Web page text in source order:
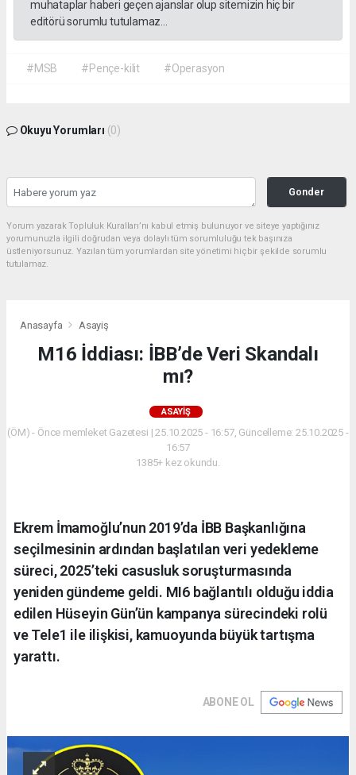
muhataplar haberi geçen ajanslar olup sitemizin hiç bir
editörü sorumlu tutulamaz...
#MSB #Pençe-kilit #Operasyon
Okuyu Yorumları (0)
Gonder
Yorum yazarak Topluluk Kuralları’nı kabul etmiş bulunuyor ve siteye yaptığınız
yorumunuzla ilgili doğrudan veya dolaylı tüm sorumluluğu tek başınıza
üstleniyorsunuz. Yazılan tüm yorumlardan site yönetimi hiçbir şekilde sorumlu
tutulamaz.
Anasayfa Asayiş
M16 İddiası: İBB’de Veri Skandalı
mı?
ASAYIŞ
(ÖM) - Önce memleket Gazetesi | 25.10.2025 - 16:57, Güncelleme: 25.10.2025 -
16:57
1385+ kez okundu.
Ekrem İmamoğlu’nun 2019’da İBB Başkanlığına
seçilmesinin ardından başlatılan veri yedekleme
süreci, 2025’teki casusluk soruşturmasında
yeniden gündeme geldi. MI6 bağlantılı olduğu iddia
edilen Hüseyin Gün’ün kampanya sürecindeki rolü
ve Tele1 ile ilişkisi, kamuoyunda büyük tartışma
yarattı.
ABONE OL